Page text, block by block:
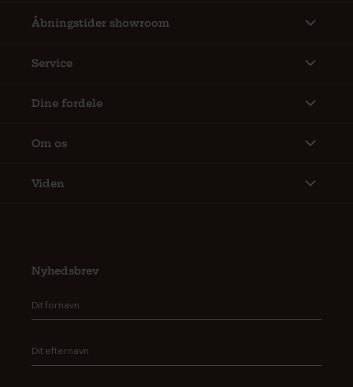
Åbningstider showroom
Service
Dine fordele
Om os
Viden
Nyhedsbrev